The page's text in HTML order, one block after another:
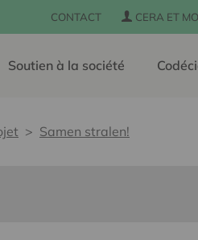
CONTACT CERA ET
Soutien à la société
Samen stralen!